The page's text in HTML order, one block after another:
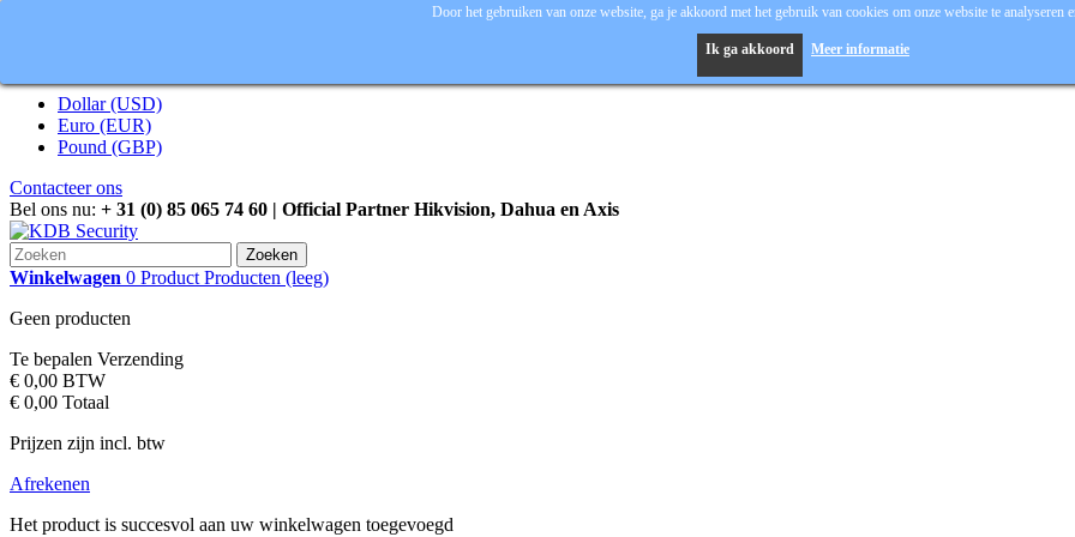
Dollar (USD)
Euro (EUR)
Pound (GBP)
Contacteer ons
Bel ons nu: + 31 (0) 85 065 74 60 | Official Partner Hikvision, Dahua en Axis
Zoeken
Winkelwagen 0 Product Producten (leeg)
Geen producten
Te bepalen Verzending
€ 0,00 BTW
€ 0,00 Totaal
Prijzen zijn incl. btw
Afrekenen
Het product is succesvol aan uw winkelwagen toegevoegd
Door het gebruiken van onze website, ga je akkoord met het gebruik van cookies om onze website te analyseren
Ik ga akkoord Meer informatie